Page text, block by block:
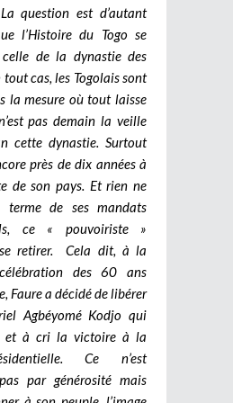
question est d’autant
l’Histoire du Togo se
de la dynastie des
tout cas, les Togolais sont
la mesure où tout laisse
pas demain la veille
cette dynastie. Surtout
près de dix années à
de son pays. Et rien ne
terme de ses mandats
ce « pouvoiriste »
se retirer.Cela dit, à la
des 60 ans
Faure a décidé de libérer
Agbéyomé Kodjo qui
et à cri la victoire à la
Ce n’est
par générosité mais